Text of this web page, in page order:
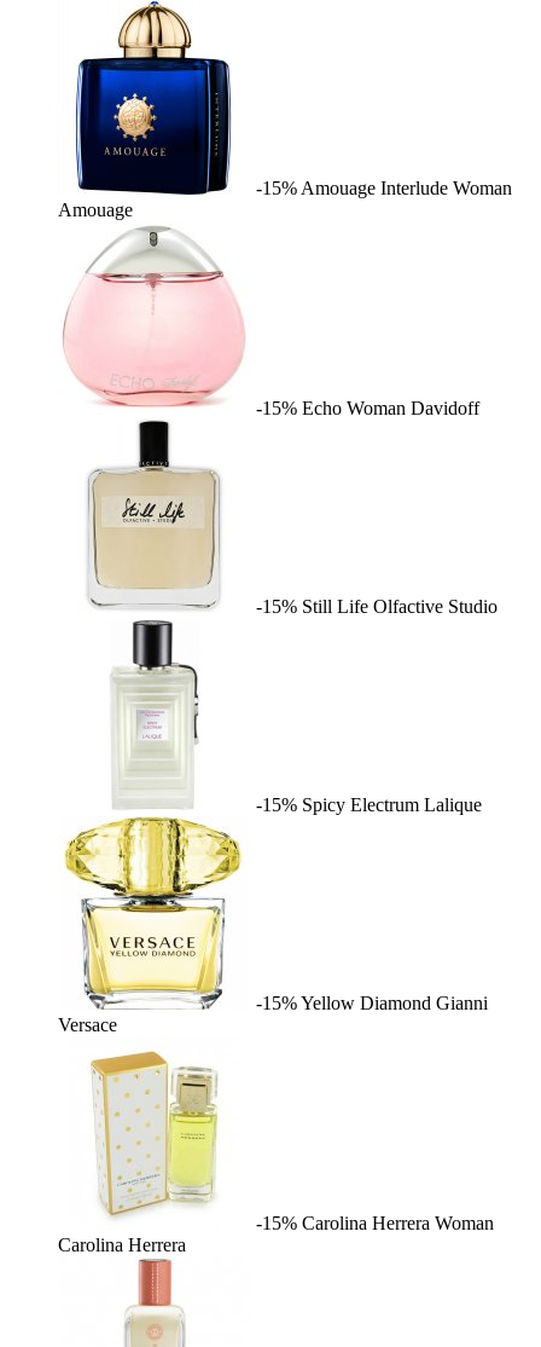
-15% Amouage Interlude Woman
Amouage
-15% Echo Woman Davidoff
-15% Still Life Olfactive Studio
-15% Spicy Electrum Lalique
-15%Yellow Diamond Gianni
Versace
-15% Carolina Herrera Woman
Carolina Herrera